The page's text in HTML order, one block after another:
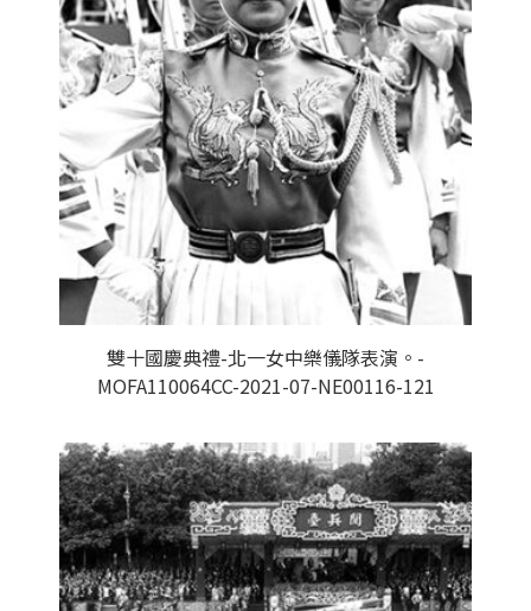
雙十國慶典禮-北一女中樂儀隊表演。-
MOFA110064CC-2021-07-NE00116-121